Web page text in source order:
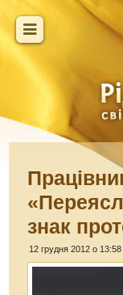
знак
12 грудня 2012 о 13:58